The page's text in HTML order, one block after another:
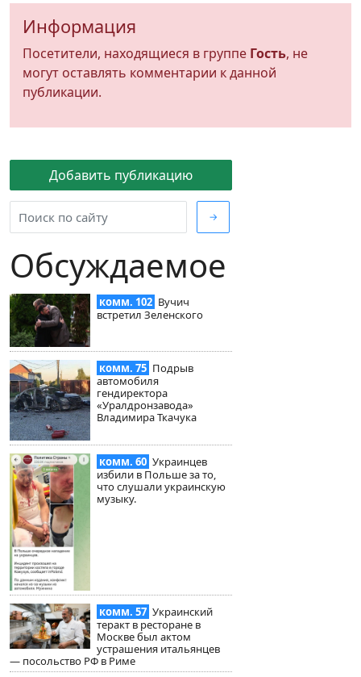
Добавить публикацию
→
Обсуждаемое
комм. 102 Вучич
встретил Зеленского
комм. 75 Подрыв
автомобиля
гендиректора
«Уралдронзавода»
Владимира Ткачука
комм. 60 Украинцев
избили в Польше за то,
что слушали украинскую
музыку.
комм. 57 Украинский
теракт в ресторане в
Москве был актом
устрашения итальянцев
— посольство РФ в Риме
Информация
Посетители, находящиеся в группе Гость, не
могут оставлять комментарии к данной
публикации.